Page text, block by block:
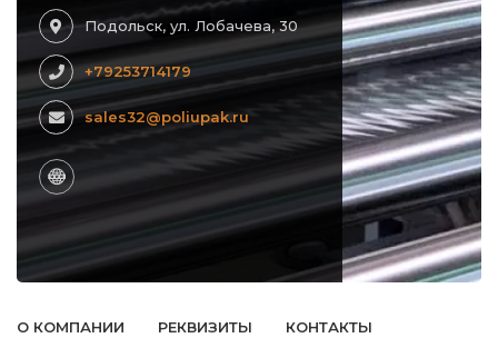
Подольск, ул. Лобачева, 30
+79253714179
sales32@poliupak.ru
О КОМПАНИИ РЕКВИЗИТЫ КОНТАКТЫ